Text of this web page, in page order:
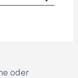
oder